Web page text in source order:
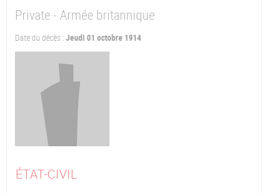
Private - Armée britannique
Date du décès : Jeudi 01 octobre 1914
ÉTAT-CIVIL